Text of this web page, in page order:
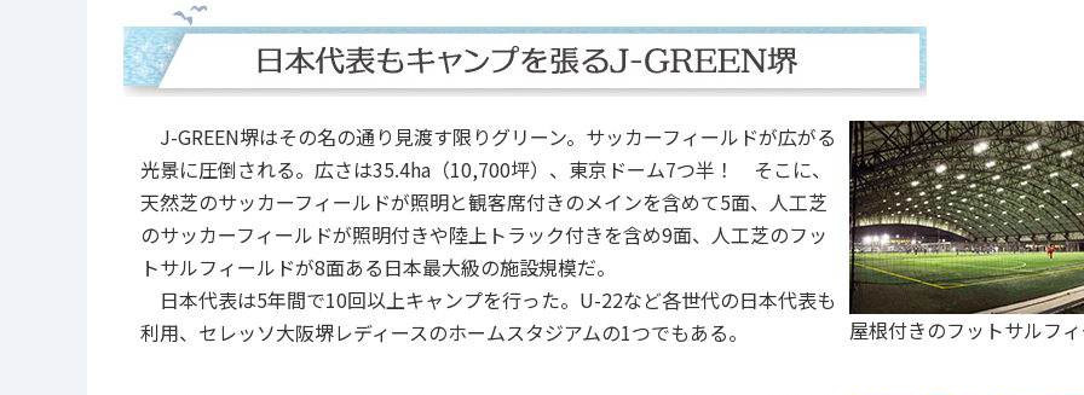
屋根付きのフットサルフ
J-GREEN堺はその名の通り見渡す限りグリーン。サッカーフィールドが広がる
光景に圧倒される。広さは35.4ha（10,700坪）、東京ドーム7つ半！ そこに、
天然芝のサッカーフィールドが照明と観客席付きのメインを含めて5面、人工芝
のサッカーフィールドが照明付きや陸上トラック付きを含め9面、人工芝のフッ
トサルフィールドが8面ある日本最大級の施設規模だ。
日本代表は5年間で10回以上キャンプを行った。U-22など各世代の日本代表も
利用、セレッソ大阪堺レディースのホームスタジアムの1つでもある。